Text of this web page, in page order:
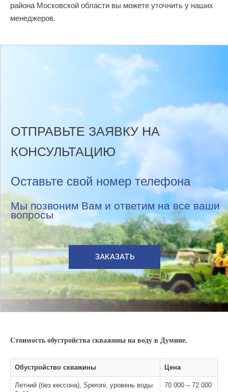
района Московской области вы можете уточнить у наших
менеджеров.
ОТПРАВЬТЕ ЗАЯВКУ НА
КОНСУЛЬТАЦИЮ
Оставьте свой номер телефона
Мы позвоним Вам и ответим на все ваши
вопросы
ЗАКАЗАТЬ
Стоимость обустройства скважины на воду в Думине.
Обустройство скважины Цена
Летний (без кессона), Speroni, уровень воды
70 000 – 72 000